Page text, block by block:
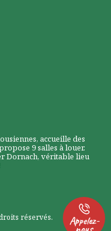
accueille des
9 salles à louer.
Dornach, véritable lieu
réservés.
Appelez-